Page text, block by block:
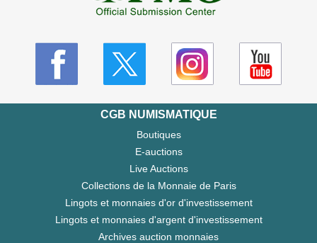
CGB NUMISMATIQUE
Boutiques
E-auctions
Live Auctions
Collections de la Monnaie de Paris
Lingots et monnaies d'or d'investissement
Lingots et monnaies d'argent d'investissement
Archives auction monnaies